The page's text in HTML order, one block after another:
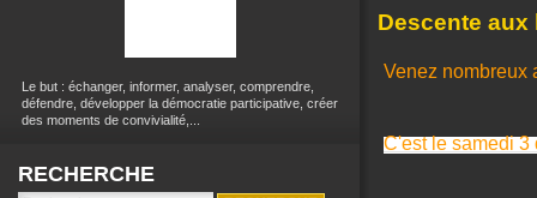
Le but : échanger, informer, analyser, comprendre,
défendre, développer la démocratie participative, créer
des moments de convivialité,...
RECHERCHE
Descente aux
Venez nombreux
C'est le samedi 3